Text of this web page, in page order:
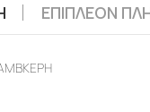
ΕΠΙΠΛΈΟΝ